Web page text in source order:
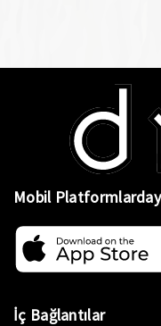
Mobil
İç Bağlantılar